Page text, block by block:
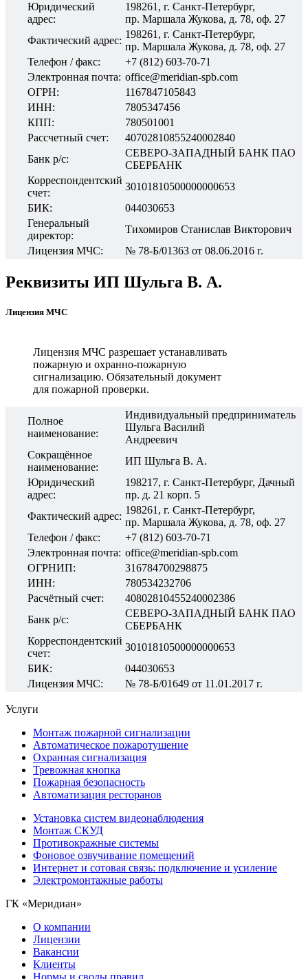
Юридический
адрес:
198261, г. Санкт-Петербург,
пр. Маршала Жукова, д. 78, оф. 27
Фактический адрес:
198261, г. Санкт-Петербург,
пр. Маршала Жукова, д. 78, оф. 27
Телефон / факс:
+7 (812) 603-70-71
Электронная почта: office@meridian-spb.com
ОГРН:
1167847105843
ИНН:
7805347456
КПП:
780501001
Рассчетный счет:
40702810855240002840
Банк р/с:
СЕВЕРО-ЗАПАДНЫЙ БАНК ПАО
СБЕРБАНК
Корреспондентский
счет:
30101810500000000653
БИК:
044030653
Генеральный
директор:
Тихомиров Станислав Викторович
Лицензия МЧС:
№ 78-Б/01363 от 08.06.2016 г.
Реквизиты ИП Шульга В. А.
Лицензия МЧС
Лицензия МЧС разрешает устанавливать
пожарную и охранно-пожарную
сигнализацию. Обязательный документ
для пожарной проверки.
Полное
наименование:
Индивидуальный предприниматель
Шульга Василий
Андреевич
Сокращённое
наименование:
ИП Шульга В. А.
Юридический
адрес:
198217, г. Санкт-Петербург, Дачный
пр. д. 21 корп. 5
Фактический адрес:
198261, г. Санкт-Петербург,
пр. Маршала Жукова, д. 78, оф. 27
Телефон / факс:
+7 (812) 603-70-71
Электронная почта: office@meridian-spb.com
ОГРНИП:
316784700298875
ИНН:
780534232706
Расчётный счет:
40802810455240002386
Банк р/с:
СЕВЕРО-ЗАПАДНЫЙ БАНК ПАО
СБЕРБАНК
Корреспондентский
счет:
30101810500000000653
БИК:
044030653
Лицензия МЧС:
№ 78-Б/01649 от 11.01.2017 г.
Услуги
Монтаж пожарной сигнализации
Автоматическое пожаротушение
Охранная сигнализация
Тревожная кнопка
Пожарная безопасность
Автоматизация ресторанов
Установка систем видеонаблюдения
Монтаж СКУД
Противокражные системы
Фоновое озвучивание помещений
Интернет и сотовая связь: подключение и усиление
Электромонтажные работы
ГК «Меридиан»
О компании
Лицензии
Вакансии
Клиенты
Нормы и своды правил